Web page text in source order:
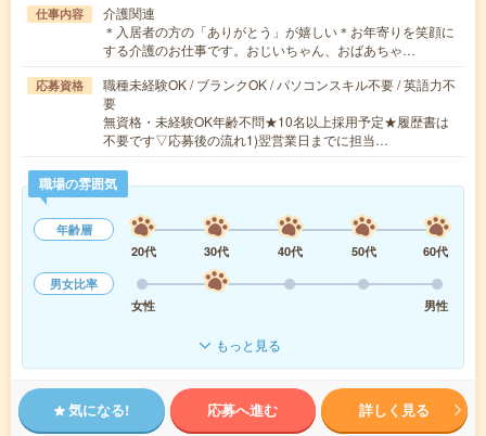
仕事内容
介護関連
＊入居者の方の「ありがとう」が嬉しい＊お年寄りを笑顔に
する介護のお仕事です。おじいちゃん、おばあちゃ…
応募資格
職種未経験OK / ブランクOK / パソコンスキル不要 / 英語力不
要
無資格・未経験OK年齢不問★10名以上採用予定★履歴書は
不要です▽応募後の流れ1)翌営業日までに担当…
職場の雰囲気
年齢層
20代
30代 40代 50代
60代
男女比率
女性
男性
もっと見る
気になる! 応募へ進む 詳しく見る